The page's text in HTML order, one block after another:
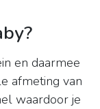
en daarmee
afmeting van
waardoor je